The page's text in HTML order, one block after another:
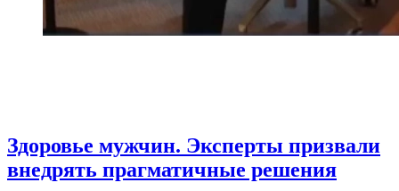
Здоровье мужчин. Эксперты призвали
внедрять прагматичные решения